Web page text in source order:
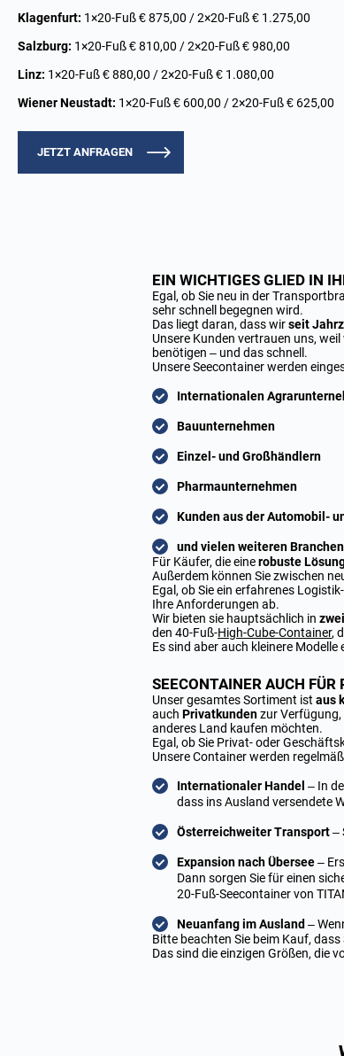
Klagenfurt: 1×20-Fuß € 875,00 / 2×20-Fuß € 1.275,00
Salzburg: 1×20-Fuß € 810,00 / 2×20-Fuß € 980,00
Linz: 1×20-Fuß € 880,00 / 2×20-Fuß € 1.080,00
Wiener Neustadt: 1×20-Fuß € 600,00 / 2×20-Fuß € 625,00
JETZT ANFRAGEN
EIN WICHTIGES GLIED IN
Egal, ob Sie neu in der
sehr schnell begegnen wird.
Das liegt daran, dass wirseit
Unsere Kunden vertrauen uns,
benötigen – und das schnell.
Unsere Seecontainer werden
Internationalen
Bauunternehmen
Einzel- und Großhändlern
Pharmaunternehmen
Kunden aus der Automobil-
und vielen weiteren Branchen
Für Käufer, die einerobuste
Außerdem können Sie zwischen
Egal, ob Sie ein erfahrenes
Ihre Anforderungen ab.
Wir bieten sie hauptsächlich in
den 40-Fuß-High-Cube-Container,
Es sind aber auch kleinere
SEECONTAINER AUCH FÜR
Unser gesamtes Sortiment ist aus
auch Privatkundenzur Verfügung,
anderes Land kaufen möchten.
Egal, ob Sie Privat- oder
Unsere Container werden
Internationaler Handel – In
dass ins Ausland versendete
Österreichweiter Transport–
Expansion nach Übersee–
Dann sorgen Sie für einen
20-Fuß-Seecontainer von
Neuanfang im Ausland–
Bitte beachten Sie beim Kauf, dass
Das sind die einzigen Größen, die